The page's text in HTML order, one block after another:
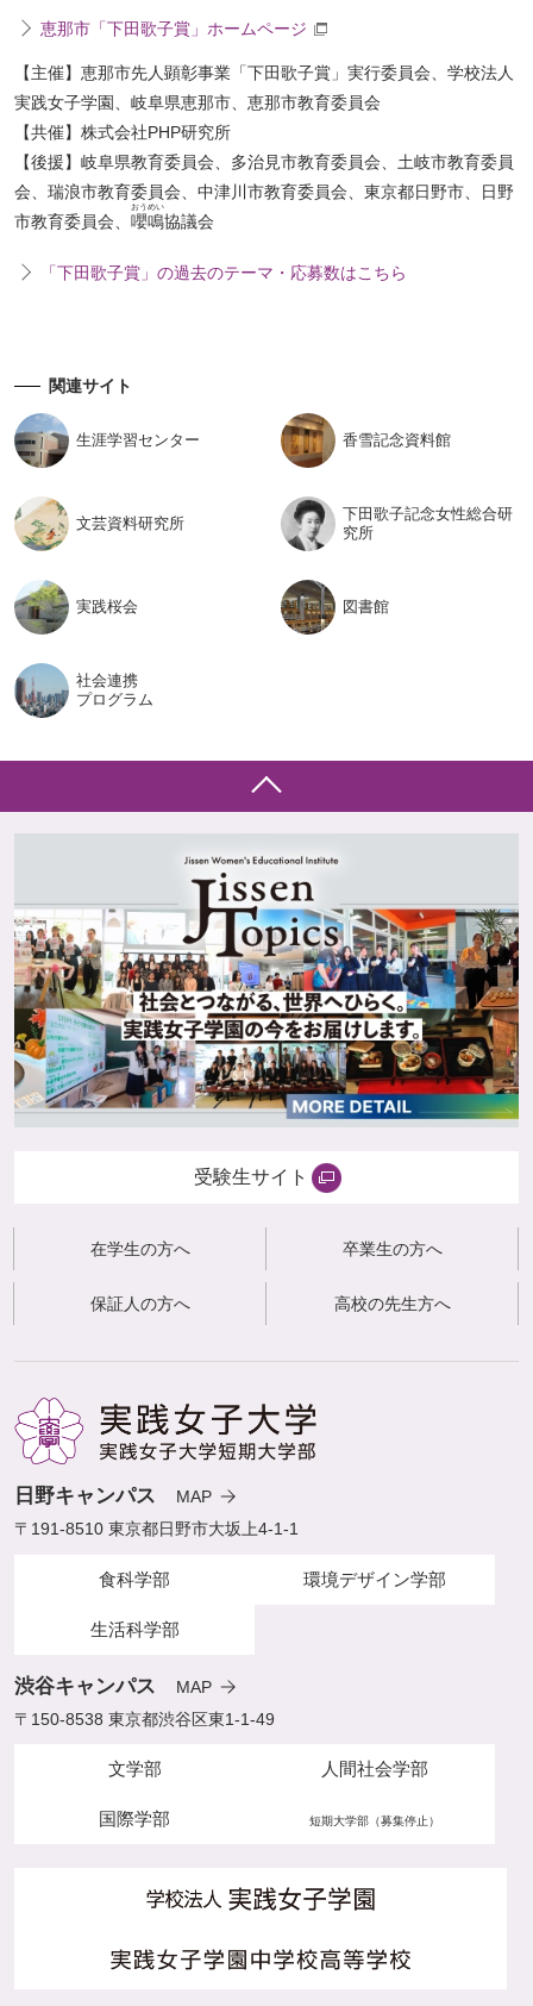
恵那市「下田歌子賞」ホームページ
【主催】恵那市先人顕彰事業「下田歌子賞」実行委員会、学校法人
実践女子学園、岐阜県恵那市、恵那市教育委員会
【共催】株式会社PHP研究所
【後援】岐阜県教育委員会、多治見市教育委員会、土岐市教育委員
会、瑞浪市教育委員会、中津川市教育委員会、東京都日野市、日野
市教育委員会、 嚶鳴
おうめい
協議会
「下田歌子賞」の過去のテーマ・応募数はこちら
関連サイト
生涯学習センター 香雪記念資料館
文芸資料研究所
下田歌子記念女性総合研
究所
実践桜会 図書館
社会連携
プログラム
受験生サイト
在学生の方へ 卒業生の方へ
保証人の方へ 高校の先生方へ
日野キャンパス
MAP
〒191-8510 東京都日野市大坂上4-1-1
食科学部 環境デザイン学部
生活科学部
渋谷キャンパス
MAP
〒150-8538 東京都渋谷区東1-1-49
文学部 人間社会学部
国際学部 短期大学部（募集停止）